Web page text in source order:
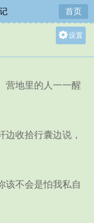
首页
设置
中
地里的人一一醒
收拾行囊边说，
不会是怕我私自